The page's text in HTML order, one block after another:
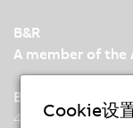
B&R
A member of the
B&R Industrial
487 Tianlin Road,
Cookie设